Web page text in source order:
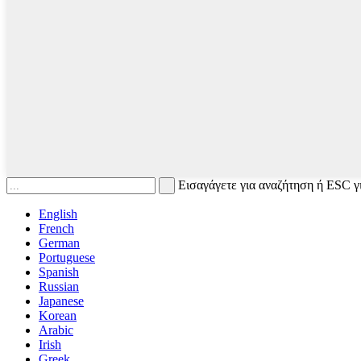
Εισαγάγετε για αναζήτηση ή ESC
English
French
German
Portuguese
Spanish
Russian
Japanese
Korean
Arabic
Irish